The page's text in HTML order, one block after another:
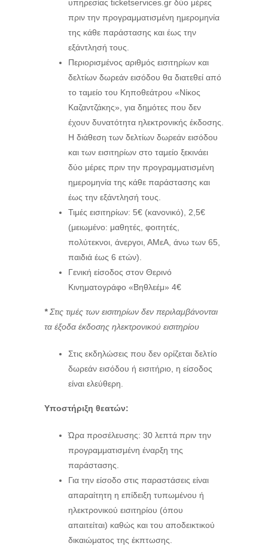
υπηρεσίας ticketservices.gr δύο μέρες
πριν την προγραμματισμένη ημερομηνία
της κάθε παράστασης και έως την
εξάντλησή τους.
Περιορισμένος αριθμός εισιτηρίων και
δελτίων δωρεάν εισόδου θα διατεθεί από
το ταμείο του Κηποθεάτρου «Νίκος
Καζαντζάκης», για δημότες που δεν
έχουν δυνατότητα ηλεκτρονικής έκδοσης.
Η διάθεση των δελτίων δωρεάν εισόδου
και των εισιτηρίων στο ταμείο ξεκινάει
δύο μέρες πριν την προγραμματισμένη
ημερομηνία της κάθε παράστασης και
έως την εξάντλησή τους.
Τιμές εισιτηρίων: 5€ (κανονικό), 2,5€
(μειωμένο: μαθητές, φοιτητές,
πολύτεκνοι, άνεργοι, ΑΜεΑ, άνω των 65,
παιδιά έως 6 ετών).
Γενική είσοδος στον Θερινό
Κινηματογράφο «Βηθλεέμ» 4€
*Στις τιμές των εισιτηρίων δεν περιλαμβάνονται
τα έξοδα έκδοσης ηλεκτρονικού εισιτηρίου
Στις εκδηλώσεις που δεν ορίζεται δελτίο
δωρεάν εισόδου ή εισιτήριο, η είσοδος
είναι ελεύθερη.
Υποστήριξη θεατών:
Ώρα προσέλευσης: 30 λεπτά πριν την
προγραμματισμένη έναρξη της
παράστασης.
Για την είσοδο στις παραστάσεις είναι
απαραίτητη η επίδειξη τυπωμένου ή
ηλεκτρονικού εισιτηρίου (όπου
απαιτείται) καθώς και του αποδεικτικού
δικαιώματος της έκπτωσης.